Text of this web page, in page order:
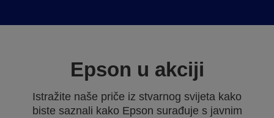
Epson u akciji
Istražite naše priče iz stvarnog svijeta kako
biste saznali kako Epson surađuje s javnim